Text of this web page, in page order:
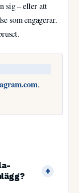
sig – eller att
som engagerar.
,